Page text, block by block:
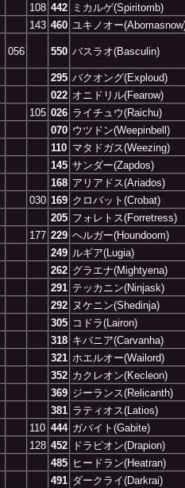
108 442
ミカルゲ(Spiritomb)
143 460 ユキノオー
056 550 バスラオ(Basculin)
295 バクオング(Exploud)
022 オニドリル(Fearow)
105 026 ライチュウ(Raichu)
070 ウツドン(Weepinbell)
110 マタドガス(Weezing)
145 サンダー(Zapdos)
168 アリアドス(Ariados)
030 169 クロバット(Crobat)
205 フォレトス(Forretress)
177 229 ヘルガー(Houndoom)
249 ルギア(Lugia)
262 グラエナ(Mightyena)
291 テッカニン(Ninjask)
292 ヌケニン(Shedinja)
305 コドラ(Lairon)
318 キバニア(Carvanha)
321 ホエルオー(Wailord)
352 カクレオン(Kecleon)
369 ジーランス(Relicanth)
381 ラティオス(Latios)
110 444 ガバイト(Gabite)
128 452
ドラピオン(Drapion)
485 ヒードラン(Heatran)
491 ダークライ(Darkrai)